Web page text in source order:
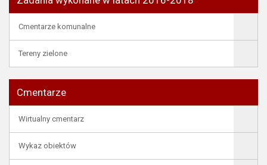
Cmentarze komunalne
Tereny zielone
Cmentarze
Wirtualny cmentarz
Wykaz obiektów